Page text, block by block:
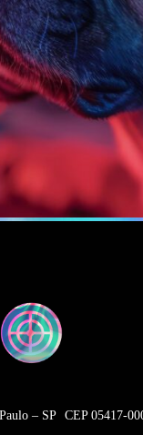
– SP CEP 05417-